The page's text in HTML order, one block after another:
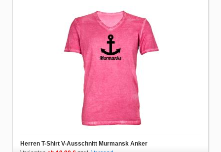
Herren T-Shirt V-Ausschnitt Murmansk Anker